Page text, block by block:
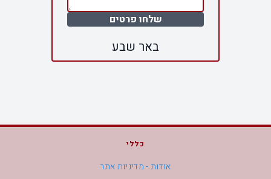
שלחו פרטים
באר שבע
כללי
אודות - מדיניות אתר